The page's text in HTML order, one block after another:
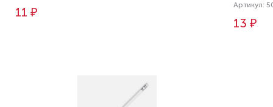
11 ₽
Артикул:
13 ₽